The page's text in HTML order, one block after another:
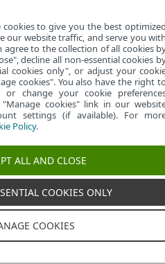
to give you the best
our website traffic, and serve you
agree to the collection of all cookies
decline all non-essential cookies
cookies only", or adjust your
cookies". You also have the right
change your cookie
cookies" link in our
settings (if available). For
Policy.
ALL AND CLOSE
COOKIES ONLY
COOKIES